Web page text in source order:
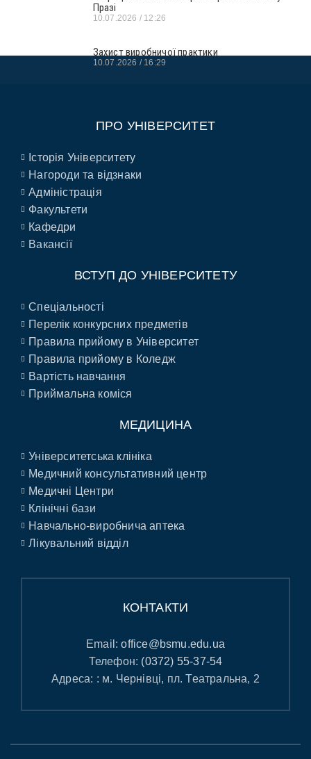
Празі
10.07.2026 12:26
Захист виробничої практики
10.07.2026 16:29
ПРО УНІВЕРСИТЕТ
Історія Університету
Нагороди та відзнаки
Адміністрація
Факультети
Кафедри
Вакансії
ВСТУП ДО УНІВЕРСИТЕТУ
Спеціальності
Перелік конкурсних предметів
Правила прийому в Університет
Правила прийому в Коледж
Вартість навчання
Приймальна коміся
МЕДИЦИНА
Університетська клініка
Медичний консультативний центр
Медичні Центри
Клінічні бази
Навчально-виробнича аптека
Лікувальний відділ
КОНТАКТИ
Email:office@bsmu.edu.ua
Телефон: (0372) 55-37-54
Адреса: : м. Чернівці, пл. Театральна, 2